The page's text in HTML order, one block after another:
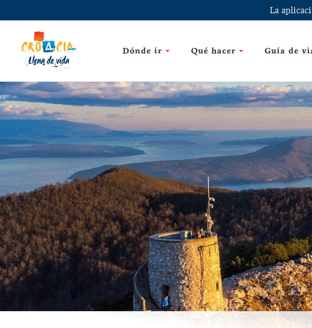
La
Dónde ir Qué hacer Guía de